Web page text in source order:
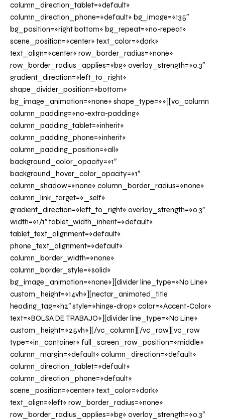
column_direction_tablet=»default»
column_direction_phone=»default» bg_image=»135″
bg_position=»right bottom» bg_repeat=»no-repeat»
scene_position=»center» text_color=»dark»
text_align=»center» row_border_radius=»none»
row_border_radius_applies=»bg» overlay_strength=»0.3″
gradient_direction=»left_to_right»
shape_divider_position=»bottom»
bg_image_animation=»none» shape_type=»»][vc_column
column_padding=»no-extra-padding»
column_padding_tablet=»inherit»
column_padding_phone=»inherit»
column_padding_position=»all»
background_color_opacity=»1″
background_hover_color_opacity=»1″
column_shadow=»none» column_border_radius=»none»
column_link_target=»_self»
gradient_direction=»left_to_right» overlay_strength=»0.3″
width=»1/1″ tablet_width_inherit=»default»
tablet_text_alignment=»default»
phone_text_alignment=»default»
column_border_width=»none»
column_border_style=»solid»
bg_image_animation=»none»][divider line_type=»No Line»
custom_height=»14vh»][nectar_animated_title
heading_tag=»h2″ style=»hinge-drop» color=»Accent-Color»
text=»BOLSA DE TRABAJO»][divider line_type=»No Line»
custom_height=»25vh»][/vc_column][/vc_row][vc_row
type=»in_container» full_screen_row_position=»middle»
column_margin=»default» column_direction=»default»
column_direction_tablet=»default»
column_direction_phone=»default»
scene_position=»center» text_color=»dark»
text_align=»left» row_border_radius=»none»
row_border_radius_applies=»bg» overlay_strength=»0.3″